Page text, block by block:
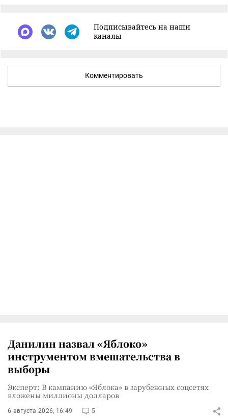
Подписывайтесь на наши
каналы
Комментировать
Данилин назвал «Яблоко»
инструментом вмешательства в
выборы
Эксперт: В кампанию «Яблока» в зарубежных соцсетях
вложены миллионы долларов
6 августа 2026, 16:49 5